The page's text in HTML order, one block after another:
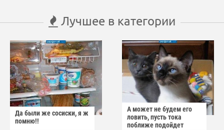
Лучшее в категории
Да были же сосиски, я ж
помню!!
А может не будем его
ловить, пусть тока
поближе подойдет